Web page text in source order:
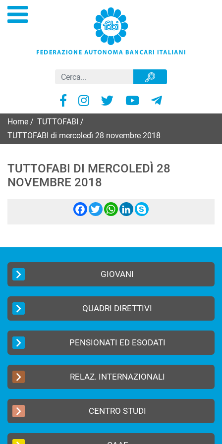
Home TUTTOFABI
TUTTOFABI di mercoledì 28 novembre 2018
TUTTOFABI DI MERCOLEDÌ 28
NOVEMBRE 2018
Facebook
Twitter
WhatsApp
LinkedIn
Skype
GIOVANI
QUADRI DIRETTIVI
PENSIONATI ED ESODATI
RELAZ. INTERNAZIONALI
CENTRO STUDI